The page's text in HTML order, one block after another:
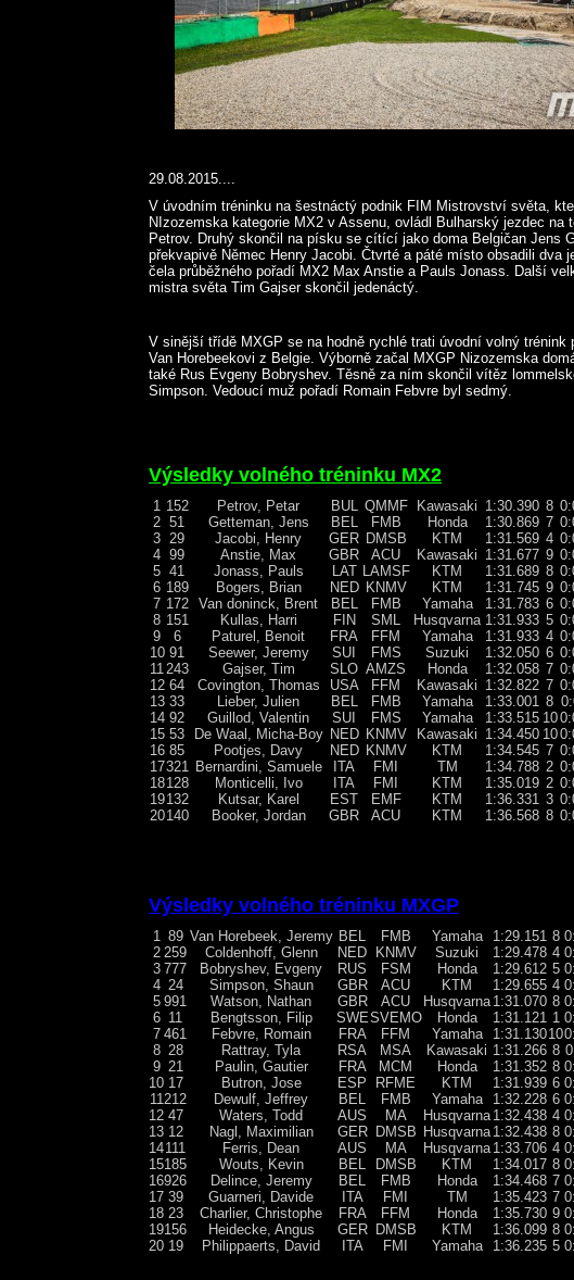
29.08.2015....
V úvodním tréninku na šestnáctý podnik FIM Mistrovství světa,
NIzozemska kategorie MX2 v Assenu, ovládl Bulharský jezdec na
Petrov. Druhý skončil na písku se cítící jako doma Belgičan Jens
překvapivě Němec Henry Jacobi. Čtvrté a páté místo obsadili dva
čela průběžného pořadí MX2 Max Anstie a Pauls Jonass. Další
mistra světa Tim Gajser skončil jedenáctý.
V sinější třídě MXGP se na hodně rychlé trati úvodní volný trénink
Van Horebeekovi z Belgie. Výborně začal MXGP Nizozemska
také Rus Evgeny Bobryshev. Těsně za ním skončil vítěz
Simpson. Vedoucí muž pořadí Romain Febvre byl sedmý.
Výsledky volného tréninku MX2
1 152 Petrov, Petar BUL QMMF Kawasaki 1:30.390 8
2 51 Getteman, Jens BEL FMB Honda 1:30.869 7
3 29 Jacobi, Henry GER DMSB KTM 1:31.569 4
4 99 Anstie, Max GBR ACU Kawasaki 1:31.677 9
5 41 Jonass, Pauls LAT LAMSF KTM 1:31.689 8
6 189 Bogers, Brian NED KNMV KTM 1:31.745 9
7 172 Van doninck, Brent BEL FMB Yamaha 1:31.783 6
8 151 Kullas, Harri FIN SML Husqvarna 1:31.933 5
9
6 Paturel, Benoit FRA FFM Yamaha 1:31.933 4
10 91 Seewer, Jeremy SUI FMS Suzuki 1:32.050 6
11243 Gajser, Tim SLO AMZS Honda 1:32.058 7
12 64 Covington, Thomas USA FFM Kawasaki 1:32.822 7
13 33 Lieber, Julien BEL FMB Yamaha 1:33.001 8
14 92 Guillod, Valentin SUI FMS Yamaha 1:33.515 10
15 53 De Waal, Micha-Boy NED KNMV Kawasaki 1:34.450 10
16 85 Pootjes, Davy NED KNMV KTM 1:34.545 7
17321 Bernardini, Samuele ITA FMI TM 1:34.788 2
18128 Monticelli, Ivo ITA FMI KTM 1:35.019 2
19132 Kutsar, Karel EST EMF KTM 1:36.331 3
20140 Booker, Jordan GBR ACU KTM 1:36.568 8
Výsledky volného tréninku MXGP
1 89 Van Horebeek, Jeremy BEL FMB Yamaha 1:29.151 8
2 259 Coldenhoff, Glenn NED KNMV Suzuki 1:29.478 4
3 777 Bobryshev, Evgeny RUS FSM Honda 1:29.612 5
4 24 Simpson, Shaun GBR ACU KTM 1:29.655 4
5 991 Watson, Nathan GBR ACU Husqvarna 1:31.070 8
6 11 Bengtsson, Filip SWESVEMO Honda 1:31.121 1
7 461 Febvre, Romain FRA FFM Yamaha 1:31.13010
8 28 Rattray, Tyla RSA MSA Kawasaki 1:31.266 8
9 21 Paulin, Gautier FRA MCM Honda 1:31.352 8
10 17 Butron, Jose ESP RFME KTM 1:31.939 6
11212 Dewulf, Jeffrey BEL FMB Yamaha 1:32.228 6
12 47 Waters, Todd AUS MA Husqvarna 1:32.438 4
13 12 Nagl, Maximilian GER DMSB Husqvarna 1:32.438 8
14111 Ferris, Dean AUS MA Husqvarna 1:33.706 4
15185 Wouts, Kevin BEL DMSB KTM 1:34.017 8
16926 Delince, Jeremy BEL FMB Honda 1:34.468 7
17 39 Guarneri, Davide ITA FMI TM 1:35.423 7
18 23 Charlier, Christophe FRA FFM Honda 1:35.730 9
19156 Heidecke, Angus GER DMSB KTM 1:36.099 8
20 19 Philippaerts, David ITA FMI Yamaha 1:36.235 5